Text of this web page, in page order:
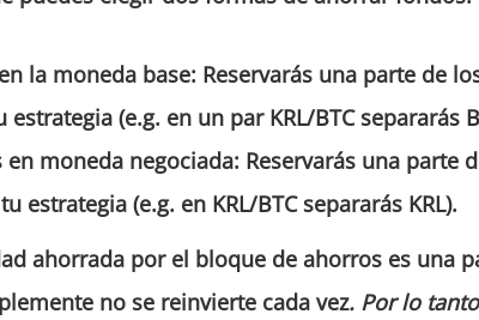
la moneda base: Reservarás una parte de
(e.g. en un par KRL/BTC separarás
en moneda negociada: Reservarás una parte
estrategia (e.g. en KRL/BTC separarás KRL).
ahorrada por el bloque de ahorros es una
no se reinvierte cada vez. Por lo